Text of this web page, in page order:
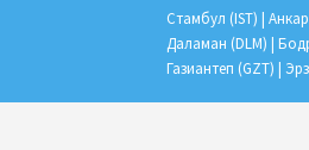
Стамбул (IST) |
Даламан (DLM) |
Газиантеп (GZT) |